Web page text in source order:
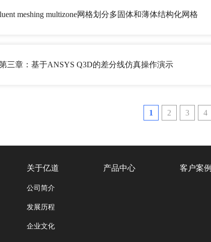
meshing multizone网格划分多固体和薄体结构化网格
三章：基于ANSYS Q3D的差分线仿真操作演示
1 2 3 4
关于亿道
公司简介
发展历程
企业文化
产品中心 客户案例